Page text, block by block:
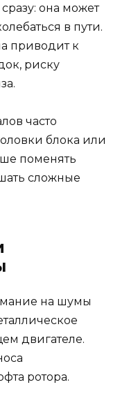
она может
в пути.
приводит к
риску
часто
блока или
поменять
сложные
на шумы
двигателе.
ротора.